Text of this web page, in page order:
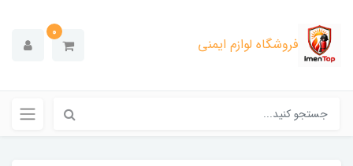
فروشگاه لوازم ایمنی
0